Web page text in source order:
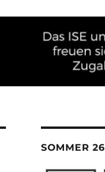
SOMMER 26